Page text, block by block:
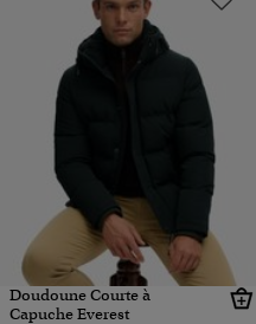
Doudoune Courte à
Capuche Everest